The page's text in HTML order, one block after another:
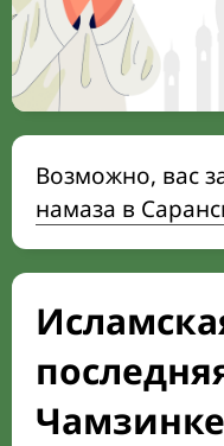
Возможно, вас
намаза в
Чамзинке